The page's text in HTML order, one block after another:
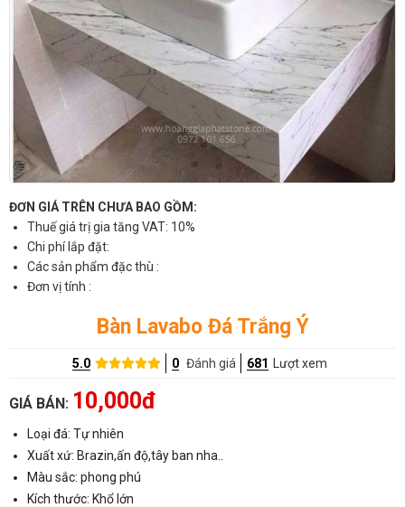
ĐƠN GIÁ TRÊN CHƯA BAO GỒM:
Thuế giá trị gia tăng VAT: 10%
Chi phí lắp đặt:
Các sản phẩm đặc thù :
Đơn vị tính :
Bàn Lavabo Đá Trắng Ý
5.0 0 Đánh giá 681 Lượt xem
GIÁ BÁN: 10,000đ
Loại đá: Tự nhiên
Xuất xứ: Brazin,ấn độ,tây ban nha..
Màu sắc: phong phú
Kích thước: Khổ lớn